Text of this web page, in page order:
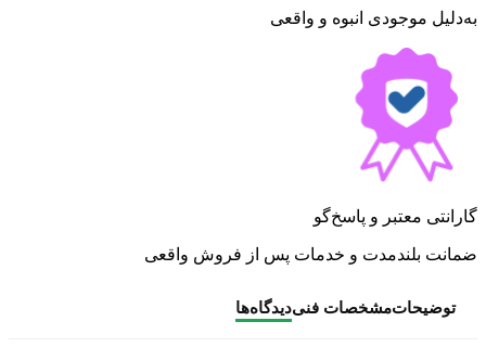
به‌دلیل موجودی انبوه و واقعی
گارانتی معتبر و پاسخ‌گو
ضمانت بلندمدت و خدمات پس از فروش واقعی
توضیحاتمشخصات فنیدیدگاه‌ها